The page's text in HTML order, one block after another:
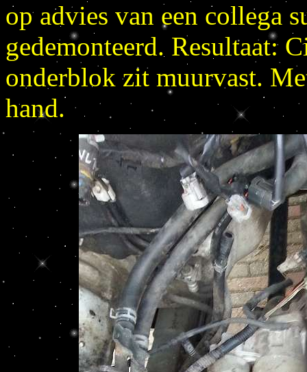
op advies van een collega
gedemonteerd. Resultaat:
onderblok zit muurvast.
hand.